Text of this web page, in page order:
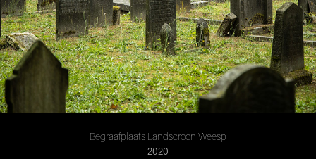
Begraafplaats Landscroon Weesp
2020